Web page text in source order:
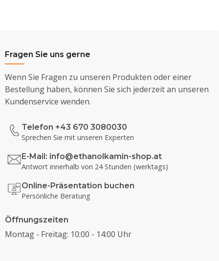
Fragen Sie uns gerne
Wenn Sie Fragen zu unseren Produkten oder einer
Bestellung haben, können Sie sich jederzeit an unseren
Kundenservice wenden.
Telefon +43 670 3080030
Sprechen Sie mit unseren Experten
E-Mail: info@ethanolkamin-shop.at
Antwort innerhalb von 24 Stunden (werktags)
Online-Präsentation buchen
Persönliche Beratung
Öffnungszeiten
Montag - Freitag: 10:00 - 14:00 Uhr